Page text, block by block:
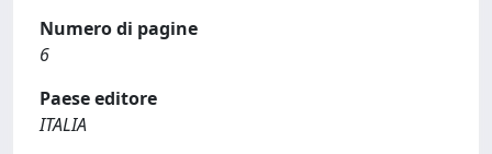
Numero di pagine
6
Paese editore
ITALIA